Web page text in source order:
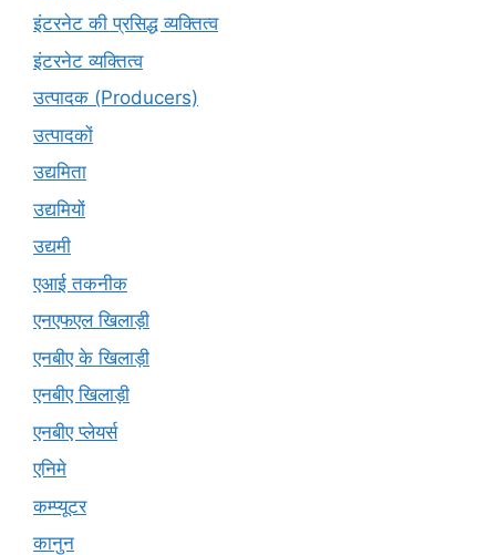
इंटरनेट की प्रसिद्ध व्यक्तित्व
इंटरनेट व्यक्तित्व
उत्पादक (Producers)
उत्पादकों
उद्यमिता
उद्यमियों
उद्यमी
एआई तकनीक
एनएफएल खिलाड़ी
एनबीए के खिलाड़ी
एनबीए खिलाड़ी
एनबीए प्लेयर्स
एनिमे
कम्प्यूटर
कानुन